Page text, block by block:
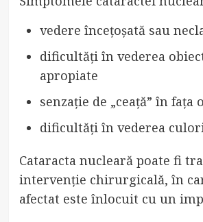
vedere încețoșată sau
dificultăți în vederea
apropiate
senzație de „ceață” în fața
dificultăți în vederea
Cataracta nucleară poate fi
intervenție chirurgicală, în
afectat este înlocuit cu un